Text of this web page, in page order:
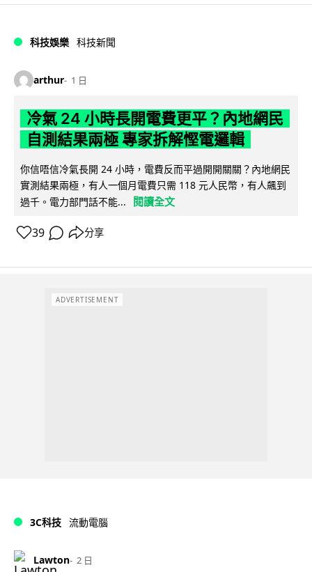
科技娛樂 科技新聞
arthur 1 日
冷氣 24 小時長開電費更平？內地網民
自測結果兩極 專家拆解慳電邏輯
你信唔信冷氣長開 24 小時，電費反而平過開開關關？內地網民
實測結果兩極，有人一個月電費只需 118 元人民幣，有人飆到
過千。電力部門話不能...
閱讀全文
39 分享
ADVERTISEMENT
3C科技 流動電腦
Lawton 2 日